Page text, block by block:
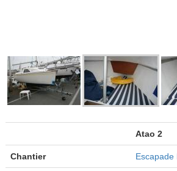
Atao 2
Chantier Escapade